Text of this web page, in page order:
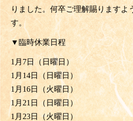
りました。何卒ご理解賜りますよ
す。
▼臨時休業日程
1月7日（日曜日）
1月14日（日曜日）
1月16日（火曜日）
1月21日（日曜日）
1月23日（火曜日）